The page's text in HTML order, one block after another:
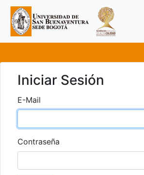
Iniciar Sesión
E-Mail
Contraseña